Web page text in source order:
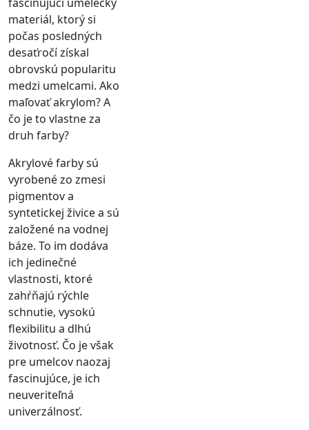
materiál, ktorý si
počas posledných
desaťročí získal
obrovskú popularitu
medzi umelcami. Ako
maľovať akrylom? A
čo je to vlastne za
druh farby?
Akrylové farby sú
vyrobené zo zmesi
pigmentov a
syntetickej živice a sú
založené na vodnej
báze. To im dodáva
ich jedinečné
vlastnosti, ktoré
zahŕňajú rýchle
schnutie, vysokú
flexibilitu a dlhú
životnosť. Čo je však
pre umelcov naozaj
fascinujúce, je ich
neuveriteľná
univerzálnosť.